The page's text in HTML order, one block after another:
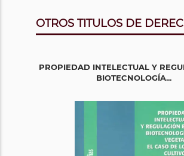
OTROS TITULOS DE
PROPIEDAD INTELECTUAL Y
BIOTECNOLOGÍA...